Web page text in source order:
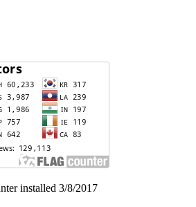
installed 3/8/2017